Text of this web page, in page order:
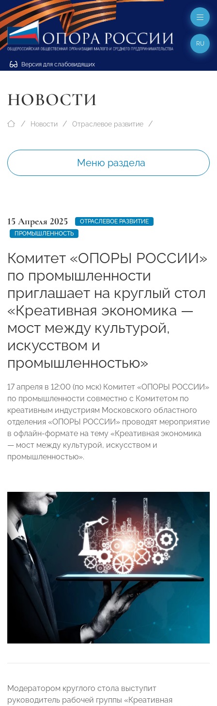
Версия для слабовидящих
RU
НОВОСТИ
Новости Отраслевое развитие
Меню раздела
15 Апреля 2025
ОТРАСЛЕВОЕ РАЗВИТИЕ
ПРОМЫШЛЕННОСТЬ
Комитет «ОПОРЫ РОССИИ»
по промышленности
приглашает на круглый стол
«Креативная экономика —
мост между культурой,
искусством и
промышленностью»
17 апреля в 12:00 (по мск) Комитет «ОПОРЫ РОССИИ»
по промышленности совместно с Комитетом по
креативным индустриям Московского областного
отделения «ОПОРЫ РОССИИ» проводят мероприятие
в офлайн-формате на тему «Креативная экономика
— мост между культурой, искусством и
промышленностью».
Модератором круглого стола выступит
руководитель рабочей группы «Креативная